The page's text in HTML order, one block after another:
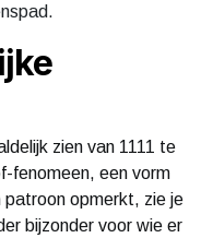
zien van 1111 te
fenomeen, een vorm
patroon opmerkt, zie je
bijzonder voor wie er